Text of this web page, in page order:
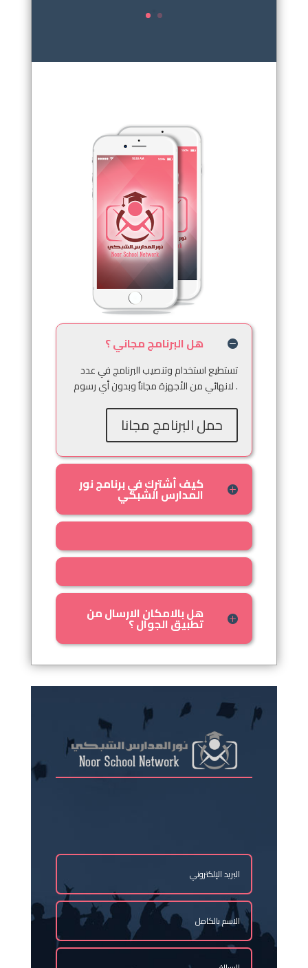
هل البرنامج مجاني ؟
تستطيع استخدام وتنصيب البرنامج في عدد
لانهائي من الأجهزة مجاناٌ وبدون أي رسوم .
حمل البرنامج مجانا
كيف أشترك في برنامج نور
المدارس الشبكي
هل بالامكان الارسال من
تطبيق الجوال ؟